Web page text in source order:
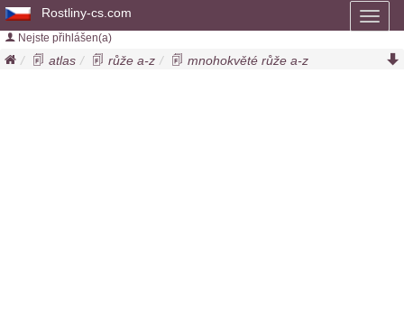
Rostliny-cs.com
Nejste přihlášen(a)
atlas růže a-z
mnohokvěté růže a-z